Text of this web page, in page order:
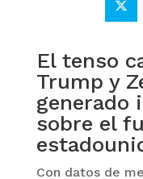
El tenso
Trump y
generado
sobre el
Con datos de